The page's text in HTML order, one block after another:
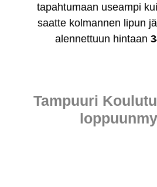
tapahtumaan useampi
saatte kolmannen lipun
alennettuun hintaan
Tampuuri